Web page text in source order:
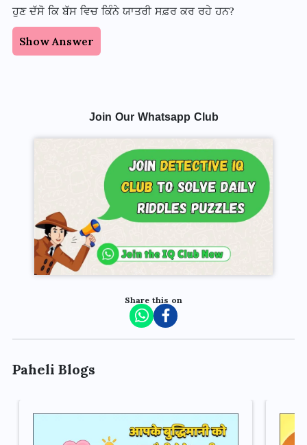
ਹੁਣ ਦੱਸੋ ਕਿ ਬੱਸ ਵਿਚ ਕਿੰਨੇ ਯਾਤਰੀ ਸਫ਼ਰ ਕਰ ਰਹੇ ਹਨ?
Show Answer
Join Our Whatsapp Club
Share this on
Paheli Blogs